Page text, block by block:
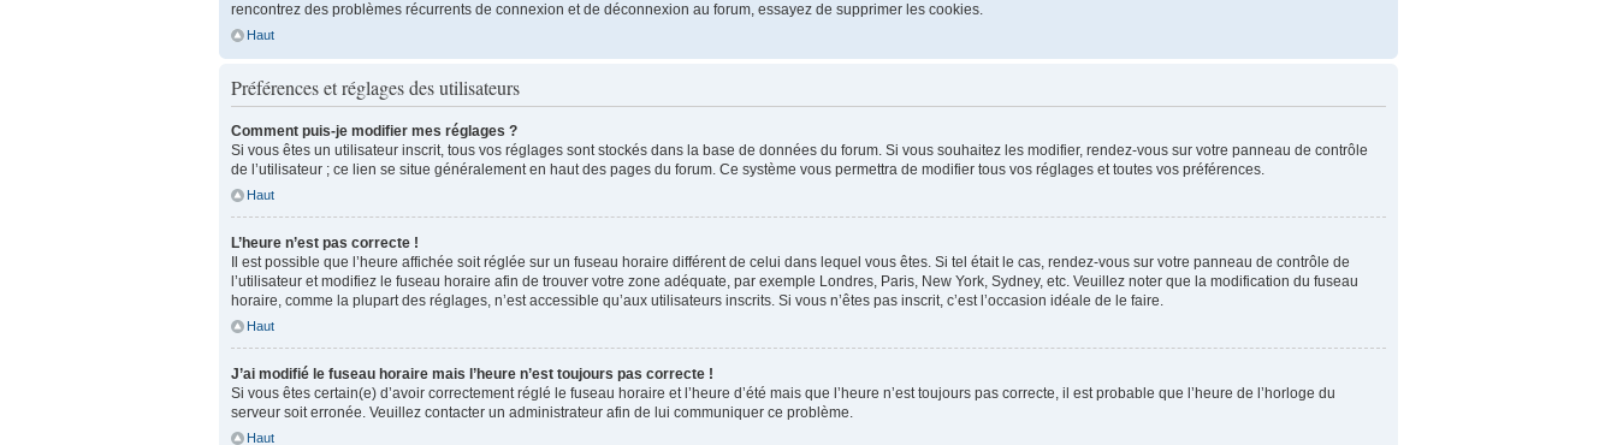
rencontrez des problèmes récurrents de connexion et de déconnexion au forum, essayez de supprimer les cookies.
Haut
Préférences et réglages des utilisateurs
Comment puis-je modifier mes réglages ?
Si vous êtes un utilisateur inscrit, tous vos réglages sont stockés dans la base de données du forum. Si vous souhaitez les modifier, rendez-vous sur votre panneau de contrôle
de l’utilisateur ; ce lien se situe généralement en haut des pages du forum. Ce système vous permettra de modifier tous vos réglages et toutes vos préférences.
Haut
L’heure n’est pas correcte !
Il est possible que l’heure affichée soit réglée sur un fuseau horaire différent de celui dans lequel vous êtes. Si tel était le cas, rendez-vous sur votre panneau de contrôle de
l’utilisateur et modifiez le fuseau horaire afin de trouver votre zone adéquate, par exemple Londres, Paris, New York, Sydney, etc. Veuillez noter que la modification du fuseau
horaire, comme la plupart des réglages, n’est accessible qu’aux utilisateurs inscrits. Si vous n’êtes pas inscrit, c’est l’occasion idéale de le faire.
Haut
J’ai modifié le fuseau horaire mais l’heure n’est toujours pas correcte !
Si vous êtes certain(e) d’avoir correctement réglé le fuseau horaire et l’heure d’été mais que l’heure n’est toujours pas correcte, il est probable que l’heure de l’horloge du
serveur soit erronée. Veuillez contacter un administrateur afin de lui communiquer ce problème.
Haut